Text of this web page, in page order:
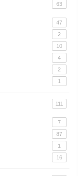
63
47
2
10
4
2
1
111
7
87
1
16